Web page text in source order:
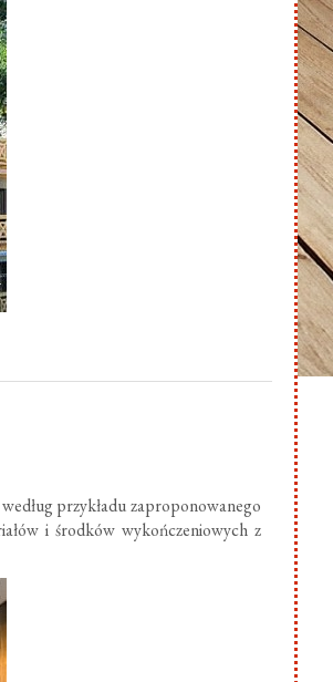
przykładu zaproponowanego
i środków wykończeniowych z